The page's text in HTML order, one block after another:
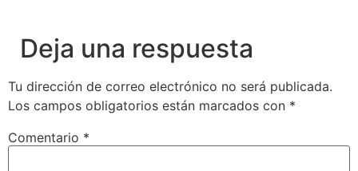
Deja una respuesta
Tu dirección de correo electrónico no será publicada.
Los campos obligatorios están marcados con *
Comentario *